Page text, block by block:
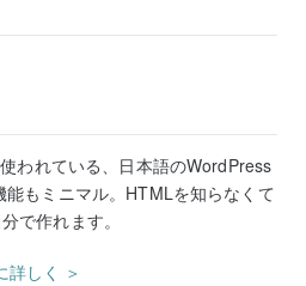
われている、日本語のWordPress
もミニマル。HTMLを知らなくて
で作れます。
詳しく ＞